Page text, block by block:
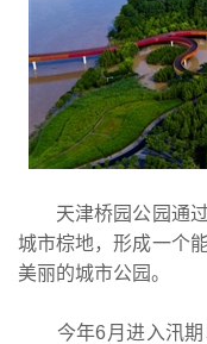
天津桥园公园通过
城市棕地，形成一个
美丽的城市公园。
今年6月进入汛期